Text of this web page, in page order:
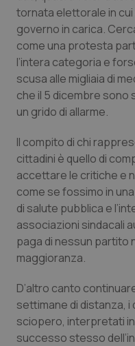
Liguria
Lombardia
Marche
Molise
Piemonte
Provincia
Provincia
Puglia
Sardegna
Sicilia
Disturbi
Dolore
Donna & Salute
Epatiti
HIV
Infezioni &
Ipertensione &
Malattie rare
Malattia di
Neuroscienze &
tornata elettorale in
governo in carica.
come una protesta
l’intera categoria e
scusa alle migliaia di
che il 5 dicembre sono
un grido di allarme.
Il compito di chi
cittadini è quello di
accettare le critiche e
come se fossimo in
di salute pubblica e
associazioni sindacali
paga di nessun partito
maggioranza.
D’altro canto
settimane di distanza, i
sciopero, interpretati
successo stesso